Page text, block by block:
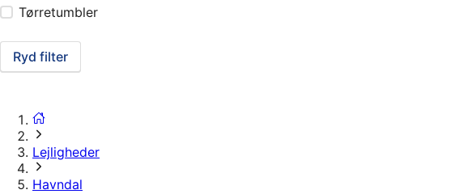
Tørretumbler
Ryd filter
Lejligheder
Havndal